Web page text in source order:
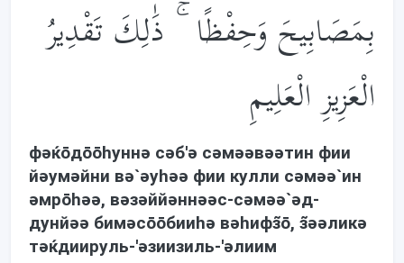
بِمَصَابِيحَ وَحِفْظًا ۚ ذَ‌ٰلِكَ تَقْدِيرُ
الْعَزِيزِ الْعَلِيمِ
фəќōдōōhуннə сəб'ə сəмəəвəəтин фии
йəумəйни вə`əуhəə фии кулли сəмəə`ин
əмрōhəə, вəзəййəннəəс-сəмəə`əд-
дунйəə бимəсōōбииhə вəhифз̃ō, з̃əəликə
тəќдиируль-'əзиизиль-'əлиим